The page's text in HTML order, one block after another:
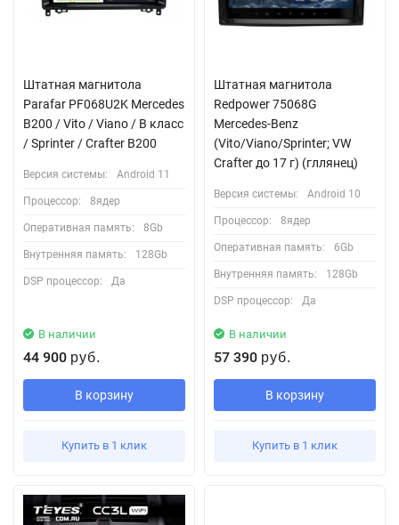
Штатная магнитола
Parafar PF068U2K Mercedes
B200 / Vito / Viano / B класс
/ Sprinter / Crafter B200
Версия системы: Android 11
Процессор: 8ядер
Оперативная память: 8Gb
Внутренняя память: 128Gb
DSP процессор: Да
В наличии
44 900 руб.
В корзину
Купить в 1 клик
Штатная магнитола
Redpower 75068G
Mercedes-Benz
(Vito/Viano/Sprinter; VW
Crafter до 17 г) (гллянец)
Версия системы: Android 10
Процессор: 8ядер
Оперативная память: 6Gb
Внутренняя память: 128Gb
DSP процессор: Да
В наличии
57 390 руб.
В корзину
Купить в 1 клик